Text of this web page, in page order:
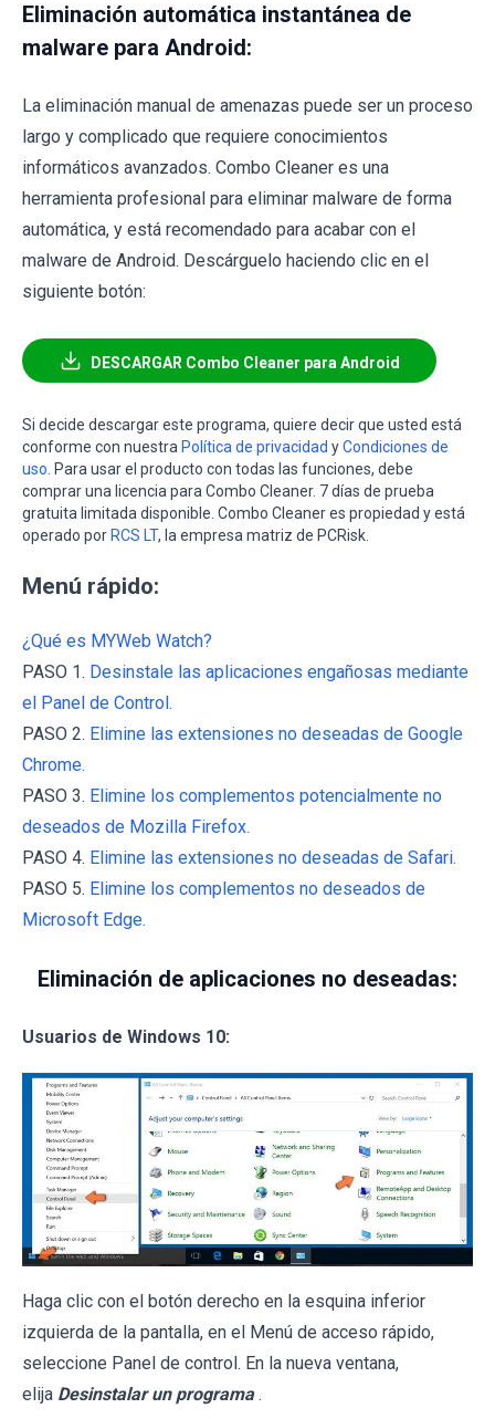
Eliminación automática instantánea de
malware para Android:
La eliminación manual de amenazas puede ser un proceso
largo y complicado que requiere conocimientos
informáticos avanzados. Combo Cleaner es una
herramienta profesional para eliminar malware de forma
automática, y está recomendado para acabar con el
malware de Android. Descárguelo haciendo clic en el
siguiente botón:
DESCARGAR Combo Cleaner para Android
Si decide descargar este programa, quiere decir que usted está
conforme con nuestra Política de privacidad yCondiciones de
uso. Para usar el producto con todas las funciones, debe
comprar una licencia para Combo Cleaner. 7 días de prueba
gratuita limitada disponible. Combo Cleaner es propiedad y está
operado por RCS LT, la empresa matriz de PCRisk.
Menú rápido:
¿Qué es MYWeb Watch?
PASO 1. Desinstale las aplicaciones engañosas mediante
el Panel de Control.
PASO 2. Elimine las extensiones no deseadas de Google
Chrome.
PASO 3. Elimine los complementos potencialmente no
deseados de Mozilla Firefox.
PASO 4. Elimine las extensiones no deseadas de Safari.
PASO 5. Elimine los complementos no deseados de
Microsoft Edge.
Eliminación de aplicaciones no deseadas:
Usuarios de Windows 10:
Haga clic con el botón derecho en la esquina inferior
izquierda de la pantalla, en el Menú de acceso rápido,
seleccione Panel de control. En la nueva ventana,
elija Desinstalar un programa .